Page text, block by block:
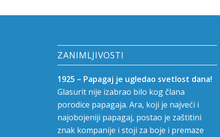
ZANIMLJIVOSTI
1925 – Papagaj je ugledao svetlost dana!
Glasurit nije izabrao bilo kog člana
porodice papagaja. Ara, koji je najveći i
najobojeniji papagaj, postao je zaštitini
znak kompanije i stoji za boje i premaze